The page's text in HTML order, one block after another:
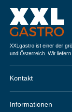
XXLgastro ist einer der
und Österreich. Wir
Kontakt
Informationen